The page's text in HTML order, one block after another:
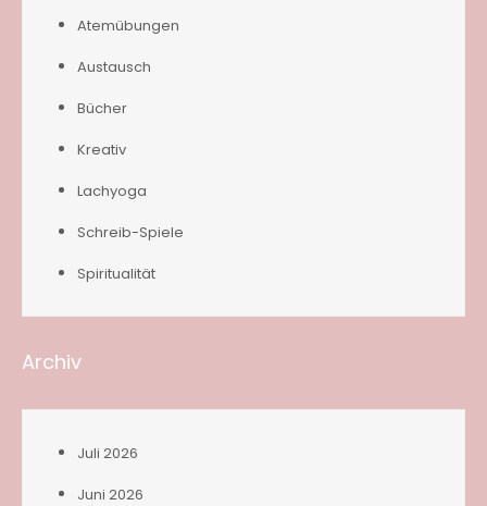
Atemübungen
Austausch
Bücher
Kreativ
Lachyoga
Schreib-Spiele
Spiritualität
Archiv
Juli 2026
Juni 2026